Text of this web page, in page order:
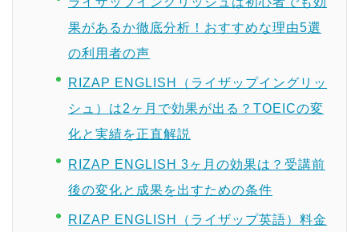
果があるか徹底分析！おすすめな理由5選
の利用者の声
RIZAP ENGLISH（ライザップイングリッ
シュ）は2ヶ月で効果が出る？TOEICの変
化と実績を正直解説
RIZAP ENGLISH 3ヶ月の効果は？受講前
後の変化と成果を出すための条件
RIZAP ENGLISH（ライザップ英語）料金